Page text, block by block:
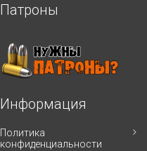
Патроны
Информация
Политика
конфиденциальности